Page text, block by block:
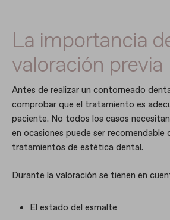
La importancia
valoración previa
Antes de realizar un contorneado
comprobar que el tratamiento es
paciente. No todos los casos
en ocasiones puede ser
tratamientos de estética dental.
Durante la valoración se tienen en
El estado del esmalte